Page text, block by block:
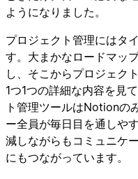
ようになりました。
プロジェクト管理にはタ
す。大まかなロードマッ
し、そこからプロジェク
1つ1つの詳細な内容を見
ト管理ツールはNotionの
ー全員が毎日目を通しや
減しながらもコミュニケ
にもつながっています。